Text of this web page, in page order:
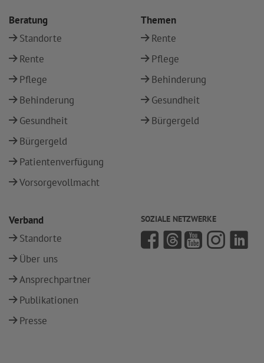
Beratung
Standorte
Rente
Pflege
Behinderung
Gesundheit
Bürgergeld
Patientenverfügung
Vorsorgevollmacht
Themen
Rente
Pflege
Behinderung
Gesundheit
Bürgergeld
Verband
Standorte
Über uns
Ansprechpartner
Publikationen
Presse
SOZIALE NETZWERKE